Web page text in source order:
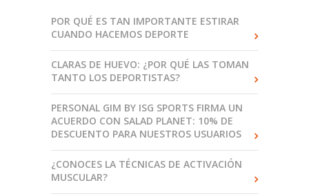
POR QUÉ ES TAN IMPORTANTE ESTIRAR
CUANDO HACEMOS DEPORTE
CLARAS DE HUEVO: ¿POR QUÉ LAS TOMAN
TANTO LOS DEPORTISTAS?
PERSONAL GIM BY ISG SPORTS FIRMA UN
ACUERDO CON SALAD PLANET: 10% DE
DESCUENTO PARA NUESTROS USUARIOS
¿CONOCES LA TÉCNICAS DE ACTIVACIÓN
MUSCULAR?